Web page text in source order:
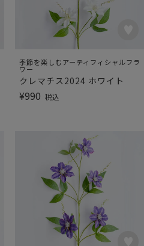
季節を楽しむアーティフィシャルフラ
ワー
クレマチス2024 ホワイト
¥990 税込